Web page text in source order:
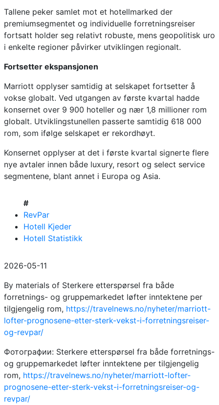
Tallene peker samlet mot et hotellmarked der
premiumsegmentet og individuelle forretningsreiser
fortsatt holder seg relativt robuste, mens geopolitisk uro
i enkelte regioner påvirker utviklingen regionalt.
Fortsetter ekspansjonen
Marriott opplyser samtidig at selskapet fortsetter å
vokse globalt. Ved utgangen av første kvartal hadde
konsernet over 9 900 hoteller og nær 1,8 millioner rom
globalt. Utviklingstunellen passerte samtidig 618 000
rom, som ifølge selskapet er rekordhøyt.
Konsernet opplyser at det i første kvartal signerte flere
nye avtaler innen både luxury, resort og select service
segmentene, blant annet i Europa og Asia.
#
RevPar
Hotell Kjeder
Hotell Statistikk
2026-05-11
By materials of Sterkere etterspørsel fra både
forretnings- og gruppemarkedet løfter inntektene per
tilgjengelig rom, https://travelnews.no/nyheter/marriott-
lofter-prognosene-etter-sterk-vekst-i-forretningsreiser-
og-revpar/
Фотографии: Sterkere etterspørsel fra både forretnings-
og gruppemarkedet løfter inntektene per tilgjengelig
rom, https://travelnews.no/nyheter/marriott-lofter-
prognosene-etter-sterk-vekst-i-forretningsreiser-og-
revpar/